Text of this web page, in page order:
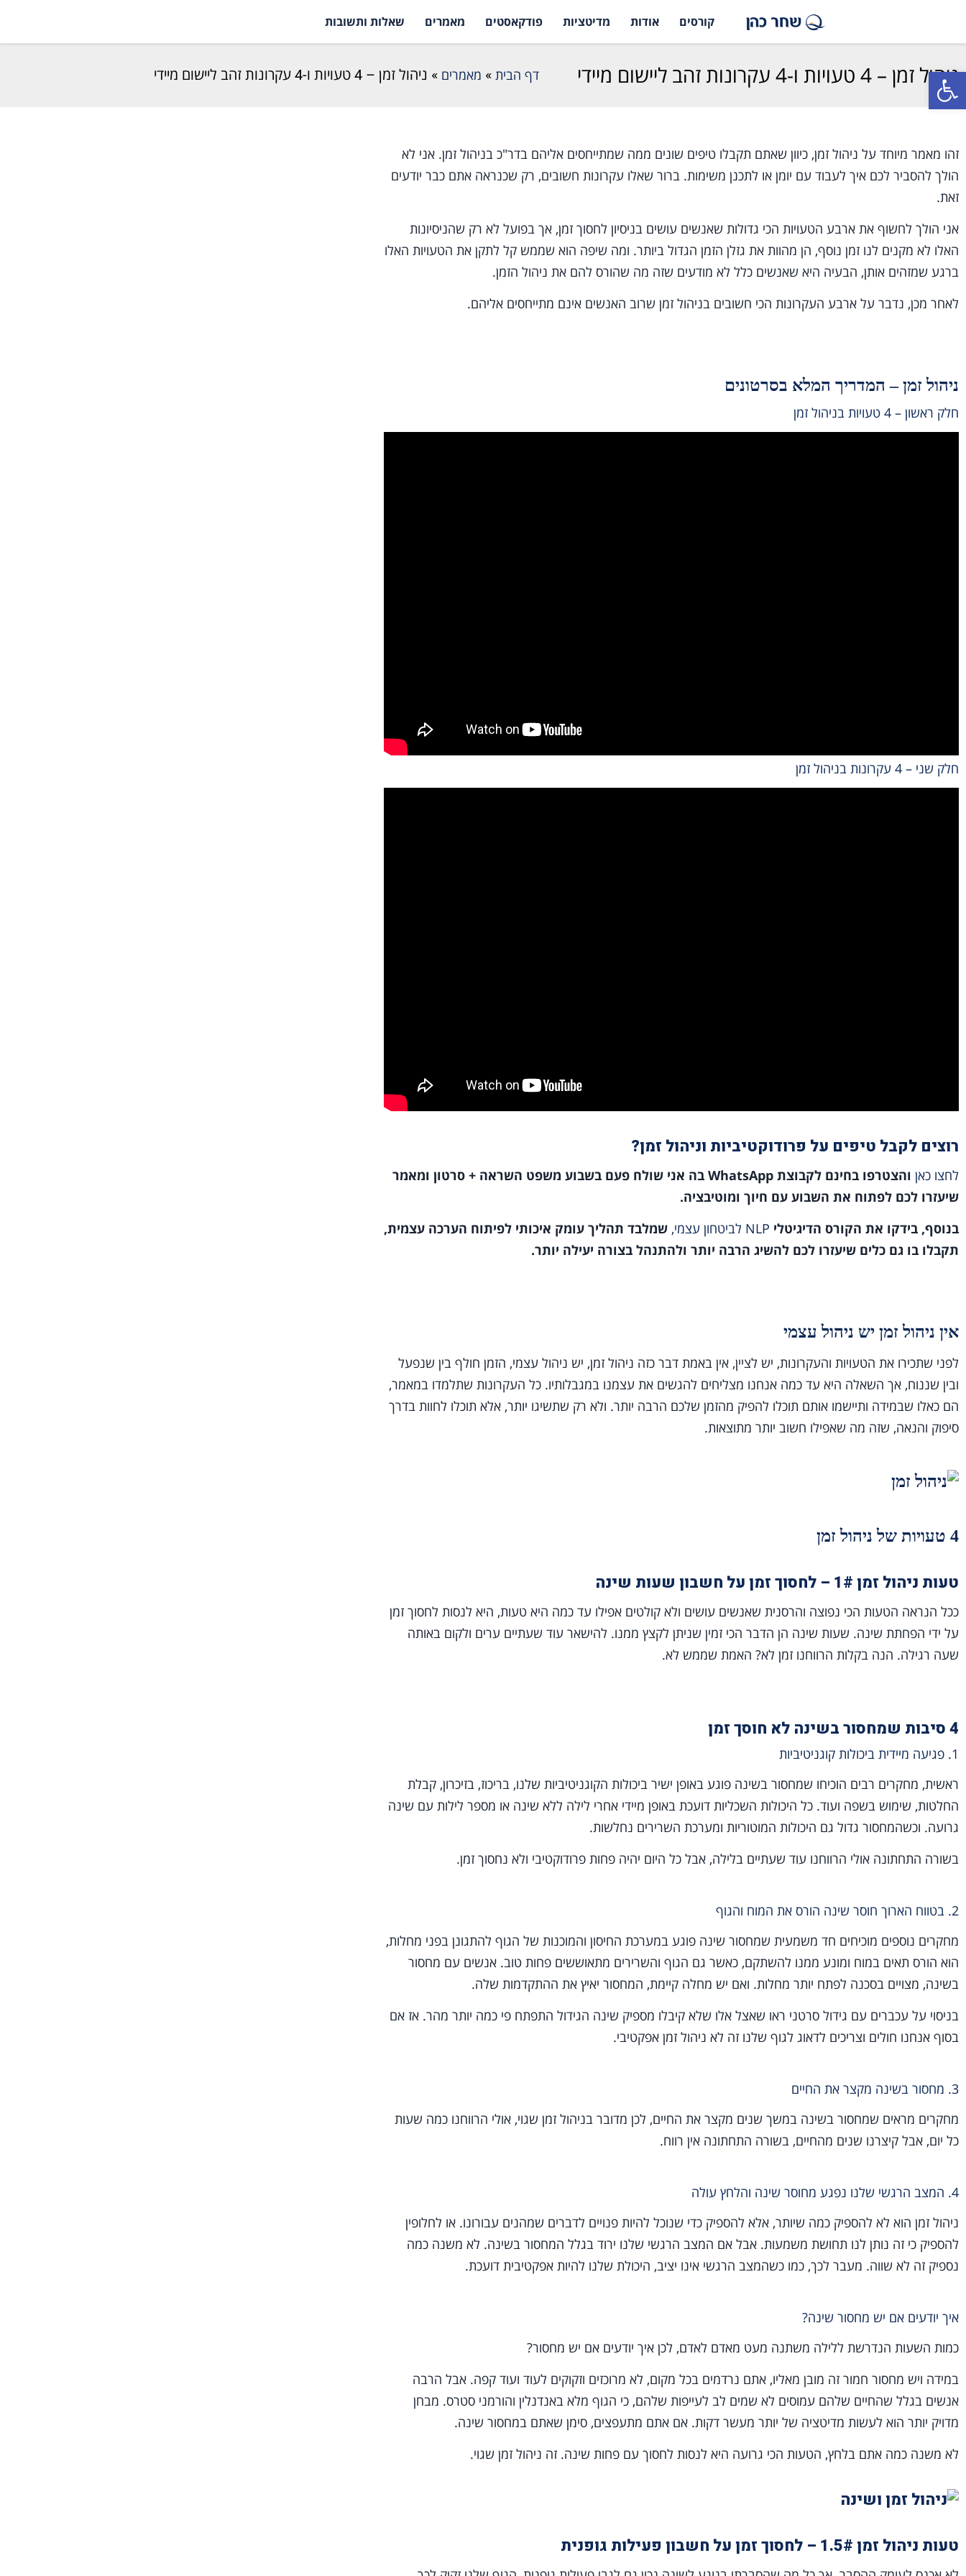
פתח סרגל נגישות
קורסים אודות מדיטציות פודקאסטים מאמרים שאלות ותשובות
ניהול זמן – 4 טעויות ו-4 עקרונות זהב ליישום מיידי דף הבית » מאמרים » ניהול זמן – 4 טעויות ו-4 עקרונות זהב ליישום מיידי
זהו מאמר מיוחד על ניהול זמן, כיוון שאתם תקבלו טיפים שונים ממה שמתייחסים אליהם בדר"כ בניהול זמן. אני לא
הולך להסביר לכם איך לעבוד עם יומן או לתכנן משימות. ברור שאלו עקרונות חשובים, רק שכנראה אתם כבר יודעים
זאת.
אני הולך לחשוף את ארבע הטעויות הכי גדולות שאנשים עושים בניסיון לחסוך זמן, אך בפועל לא רק שהניסיונות
האלו לא מקנים לנו זמן נוסף, הן מהוות את גזלן הזמן הגדול ביותר. ומה שיפה הוא שממש קל לתקן את הטעויות האלו
ברגע שמזהים אותן, הבעיה היא שאנשים כלל לא מודעים שזה מה שהורס להם את ניהול הזמן.
לאחר מכן, נדבר על ארבע העקרונות הכי חשובים בניהול זמן שרוב האנשים אינם מתייחסים אליהם.
ניהול זמן – המדריך המלא בסרטונים
חלק ראשון – 4 טעויות בניהול זמן
חלק שני – 4 עקרונות בניהול זמן
רוצים לקבל טיפים על פרודוקטיביות וניהול זמן?
לחצו כאן
והצטרפו בחינם לקבוצת WhatsApp בה אני שולח פעם בשבוע משפט השראה + סרטון ומאמר
שיעזרו לכם לפתוח את השבוע עם חיוך ומוטיבציה.
בנוסף, בידקו את הקורס הדיגיטלי NLP לביטחון עצמי,
שמלבד תהליך עומק איכותי לפיתוח הערכה עצמית,
תקבלו בו גם כלים שיעזרו לכם להשיג הרבה יותר ולהתנהל בצורה יעילה יותר.
אין ניהול זמן יש ניהול עצמי
לפני שתכירו את הטעויות והעקרונות, יש לציין, אין באמת דבר כזה ניהול זמן, יש ניהול עצמי, הזמן חולף בין שנפעל
ובין שננוח, אך השאלה היא עד כמה אנחנו מצליחים להגשים את עצמנו במגבלותיו. כל העקרונות שתלמדו במאמר,
הם כאלו שבמידה ותיישמו אותם תוכלו להפיק מהזמן שלכם הרבה יותר. ולא רק שתשיגו יותר, אלא תוכלו לחוות בדרך
סיפוק והנאה, שזה מה שאפילו חשוב יותר מתוצאות.
4 טעויות של ניהול זמן
טעות ניהול זמן 1# – לחסוך זמן על חשבון שעות שינה
ככל הנראה הטעות הכי נפוצה והרסנית שאנשים עושים ולא קולטים אפילו עד כמה היא טעות, היא לנסות לחסוך זמן
על ידי הפחתת שינה. שעות שינה הן הדבר הכי זמין שניתן לקצץ ממנו. להישאר עוד שעתיים ערים ולקום באותה
שעה רגילה. הנה בקלות הרווחנו זמן לא? האמת שממש לא.
4 סיבות שמחסור בשינה לא חוסך זמן
1. פגיעה מיידית ביכולות קוגניטיביות
ראשית, מחקרים רבים הוכיחו שמחסור בשינה פוגע באופן ישיר ביכולות הקוגניטיביות שלנו, בריכוז, בזיכרון, קבלת
החלטות, שימוש בשפה ועוד. כל היכולות השכליות דועכת באופן מיידי אחרי לילה ללא שינה או מספר לילות עם שינה
גרועה. וכשהמחסור גדול גם היכולות המוטוריות ומערכת השרירים נחלשות.
בשורה התחתונה אולי הרווחנו עוד שעתיים בלילה, אבל כל היום יהיה פחות פרודוקטיבי ולא נחסוך זמן.
2. בטווח הארוך חוסר שינה הורס את המוח והגוף
מחקרים נוספים מוכיחים חד משמעית שמחסור שינה פוגע במערכת החיסון והמוכנות של הגוף להתגונן בפני מחלות,
הוא הורס תאים במוח ומונע ממנו להשתקם, כאשר גם הגוף והשרירים מתאוששים פחות טוב. אנשים עם מחסור
בשינה, מצויים בסכנה לפתח יותר מחלות. ואם יש מחלה קיימת, המחסור יאיץ את ההתקדמות שלה.
בניסוי על עכברים עם גידול סרטני ראו שאצל אלו שלא קיבלו מספיק שינה הגידול התפתח פי כמה יותר מהר. אז אם
בסוף אנחנו חולים וצריכים לדאוג לגוף שלנו זה לא ניהול זמן אפקטיבי.
3. מחסור בשינה מקצר את החיים
מחקרים מראים שמחסור בשינה במשך שנים מקצר את החיים, לכן מדובר בניהול זמן שגוי, אולי הרווחנו כמה שעות
כל יום, אבל קיצרנו שנים מהחיים, בשורה התחתונה אין רווח.
4. המצב הרגשי שלנו נפגע מחוסר שינה והלחץ עולה
ניהול זמן הוא לא להספיק כמה שיותר, אלא להספיק כדי שנוכל להיות פנויים לדברים שמהנים עבורונו. או לחלופין
להספיק כי זה נותן לנו תחושת משמעות. אבל אם המצב הרגשי שלנו ירוד בגלל המחסור בשינה. לא משנה כמה
נספיק זה לא שווה. מעבר לכך, כמו כשהמצב הרגשי אינו יציב, היכולת שלנו להיות אפקטיבית דועכת.
איך יודעים אם יש מחסור שינה?
כמות השעות הנדרשת ללילה משתנה מעט מאדם לאדם, לכן איך יודעים אם יש מחסור?
במידה ויש מחסור חמור זה מובן מאליו, אתם נרדמים בכל מקום, לא מרוכזים וזקוקים לעוד ועוד קפה. אבל הרבה
אנשים בגלל שהחיים שלהם עמוסים לא שמים לב לעייפות שלהם, כי הגוף מלא באנדנלין והורמני סטרס. מבחן
מדויק יותר הוא לעשות מדיטציה של יותר מעשר דקות. אם אתם מתעפצים, סימן שאתם במחסור שינה.
לא משנה כמה אתם בלחץ, הטעות הכי גרועה היא לנסות לחסוך עם פחות שינה. זה ניהול זמן שגוי.
טעות ניהול זמן 1.5# – לחסוך זמן על חשבון פעילות גופנית